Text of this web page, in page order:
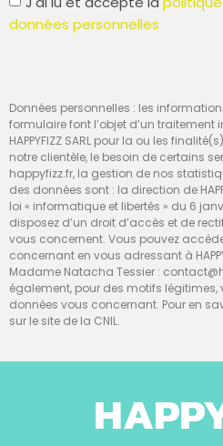
données personnelles
Données personnelles : les
formulaire font l’objet d’un
HAPPYFIZZ SARL pour la ou les
notre clientèle, le besoin de certains
happyfizz.fr, la gestion de nos
des données sont : la direction de
loi « informatique et libertés » du 6
disposez d’un droit d’accès et de
vous concernent. Vous pouvez
concernant en vous adressant à
Madame Natacha Tessier :
également, pour des motifs
données vous concernant. Pour en
sur le site de la CNIL.